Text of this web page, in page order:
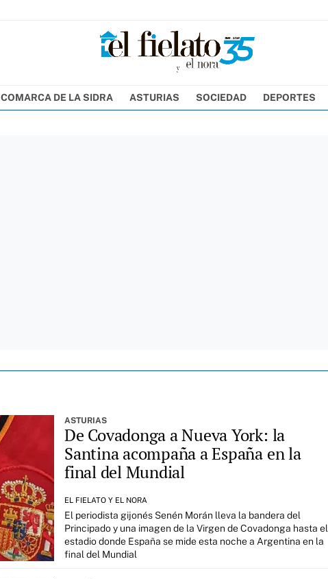
COMARCA DE LA SIDRA ASTURIAS SOCIEDAD DEPORTES
ASTURIAS
De Covadonga a Nueva York: la
Santina acompaña a España en la
final del Mundial
EL FIELATO Y EL NORA
El periodista gijonés Senén Morán lleva la bandera del
Principado y una imagen de la Virgen de Covadonga hasta el
estadio donde España se mide esta noche a Argentina en la
final del Mundial